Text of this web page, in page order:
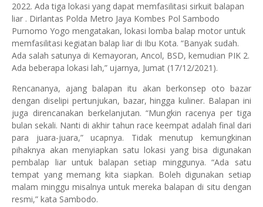
2022. Ada tiga lokasi yang dapat memfasilitasi sirkuit balapan
liar . Dirlantas Polda Metro Jaya Kombes Pol Sambodo
Purnomo Yogo mengatakan, lokasi lomba balap motor untuk
memfasilitasi kegiatan balap liar di Ibu Kota. “Banyak sudah.
Ada salah satunya di Kemayoran, Ancol, BSD, kemudian PIK 2.
Ada beberapa lokasi lah,” ujarnya, Jumat (17/12/2021).
Rencananya, ajang balapan itu akan berkonsep oto bazar
dengan diselipi pertunjukan, bazar, hingga kuliner. Balapan ini
juga direncanakan berkelanjutan. “Mungkin racenya per tiga
bulan sekali. Nanti di akhir tahun race keempat adalah final dari
para juara-juara,” ucapnya. Tidak menutup kemungkinan
pihaknya akan menyiapkan satu lokasi yang bisa digunakan
pembalap liar untuk balapan setiap minggunya. “Ada satu
tempat yang memang kita siapkan. Boleh digunakan setiap
malam minggu misalnya untuk mereka balapan di situ dengan
resmi,” kata Sambodo.